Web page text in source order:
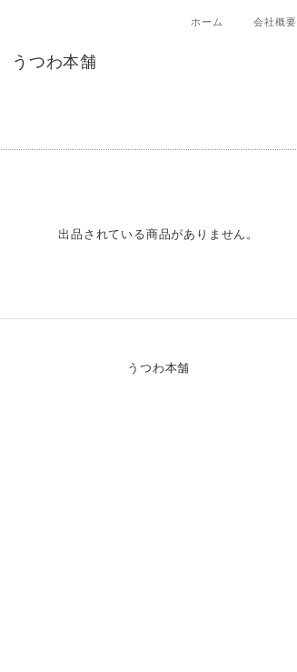
ホーム 会社概要
うつわ本舗
出品されている商品がありません。
うつわ本舗